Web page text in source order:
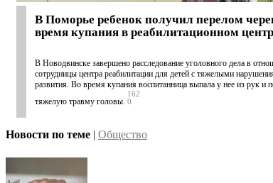
В Поморье ребенок получил перелом
время купания в реабилитационном
В Новодвинске завершено расследование уголовного дела в
сотрудницы центра реабилитации для детей с тяжелыми
развития. Во время купания воспитанница выпала у нее из рук и
тяжелую травму головы.
162
0
Новости по теме | Общество